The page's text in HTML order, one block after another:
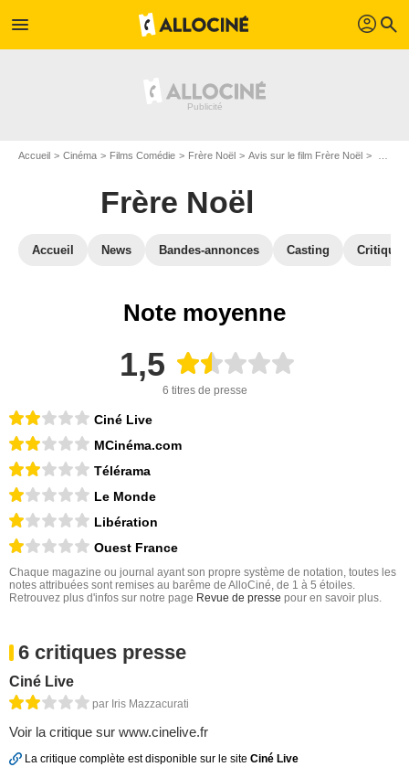
menu profil search
Accueil Cinéma Films Comédie Frère Noël Avis sur le film Frère Noël
Frère Noël
Accueil News Bandes-annonces Casting
Note moyenne
1,5
6 titres de presse
Ciné Live
MCinéma.com
Télérama
Le Monde
Libération
Ouest France
Chaque magazine ou journal ayant son propre système de notation, toutes les
notes attribuées sont remises au barême de AlloCiné, de 1 à 5 étoiles.
Retrouvez plus d'infos sur notre page Revue de presse pour en savoir plus.
6 critiques presse
Ciné Live
par Iris Mazzacurati
Voir la critique sur www.cinelive.fr
La critique complète est disponible sur le site Ciné Live